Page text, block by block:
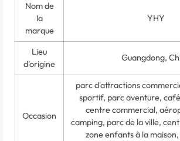
Nom de
la
marque
YHY
Lieu
d'origine
Guangdong,
Occasion
parc d'attractions
sportif, parc aventure,
centre commercial,
camping, parc de la ville,
zone enfants à la